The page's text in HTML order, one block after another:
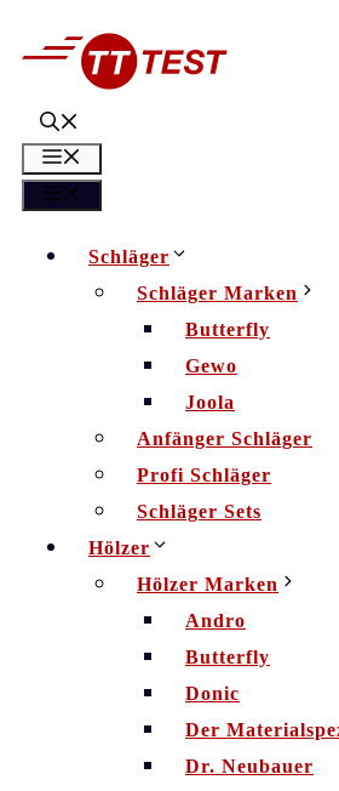
Inhalt
Schläger
Schläger Marken
Butterfly
Gewo
Joola
Anfänger Schläger
Profi Schläger
Schläger Sets
Hölzer
Hölzer Marken
Andro
Butterfly
Donic
Der
Dr. Neubauer